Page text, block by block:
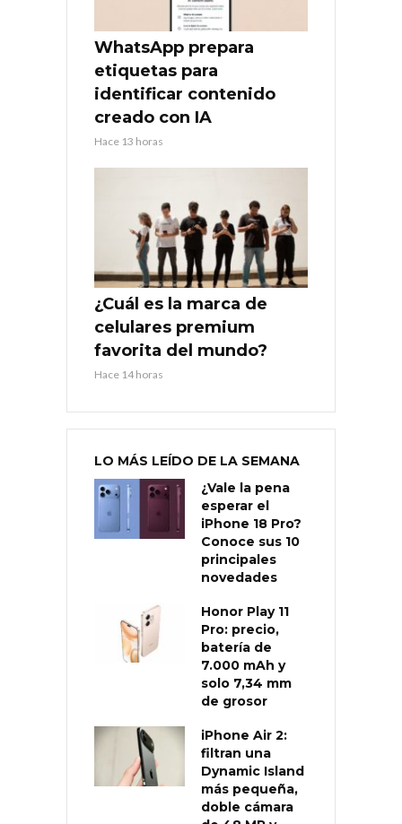
WhatsApp prepara
etiquetas para
identificar contenido
creado con IA
Hace 13 horas
¿Cuál es la marca de
celulares premium
favorita del mundo?
Hace 14 horas
LO MÁS LEÍDO DE LA SEMANA
¿Vale la pena
esperar el
iPhone 18 Pro?
Conoce sus 10
principales
novedades
Honor Play 11
Pro: precio,
batería de
7.000 mAh y
solo 7,34 mm
de grosor
iPhone Air 2:
filtran una
Dynamic Island
más pequeña,
doble cámara